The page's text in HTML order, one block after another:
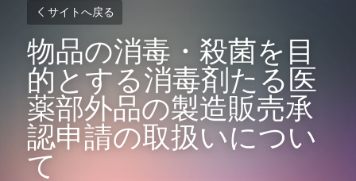
サイトへ戻る
物品の消毒・殺菌を目
的とする消毒剤たる医
薬部外品の製造販売承
認申請の取扱いについ
て